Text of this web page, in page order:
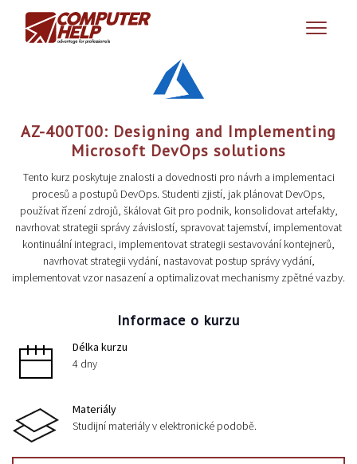
AZ-400T00: Designing and Implementing
Microsoft DevOps solutions
Tento kurz poskytuje znalosti a dovednosti pro návrh a implementaci
procesů a postupů DevOps. Studenti zjistí, jak plánovat DevOps,
používat řízení zdrojů, škálovat Git pro podnik, konsolidovat artefakty,
navrhovat strategii správy závislostí, spravovat tajemství, implementovat
kontinuální integraci, implementovat strategii sestavování kontejnerů,
navrhovat strategii vydání, nastavovat postup správy vydání,
implementovat vzor nasazení a optimalizovat mechanismy zpětné vazby.
Informace o kurzu
Délka kurzu
4 dny
Materiály
Studijní materiály v elektronické podobě.